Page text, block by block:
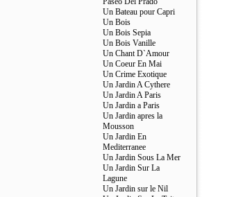
Un Bateau pour Capri
Un Bois
Un Bois Sepia
Un Bois Vanille
Un Chant D`Amour
Un Coeur En Mai
Un Crime Exotique
Un Jardin A Cythere
Un Jardin A Paris
Un Jardin a Paris
Un Jardin apres la
Mousson
Un Jardin En
Mediterranee
Un Jardin Sous La Mer
Un Jardin Sur La
Lagune
Un Jardin sur le Nil